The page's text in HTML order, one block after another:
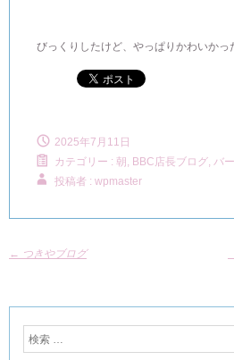
びっくりしたけど、やっぱりかわいかっ
2025年7月11日
カテゴリー : 朝, BBC店長ブログ, バ
投稿者 : wpmaster
← つきやブログ